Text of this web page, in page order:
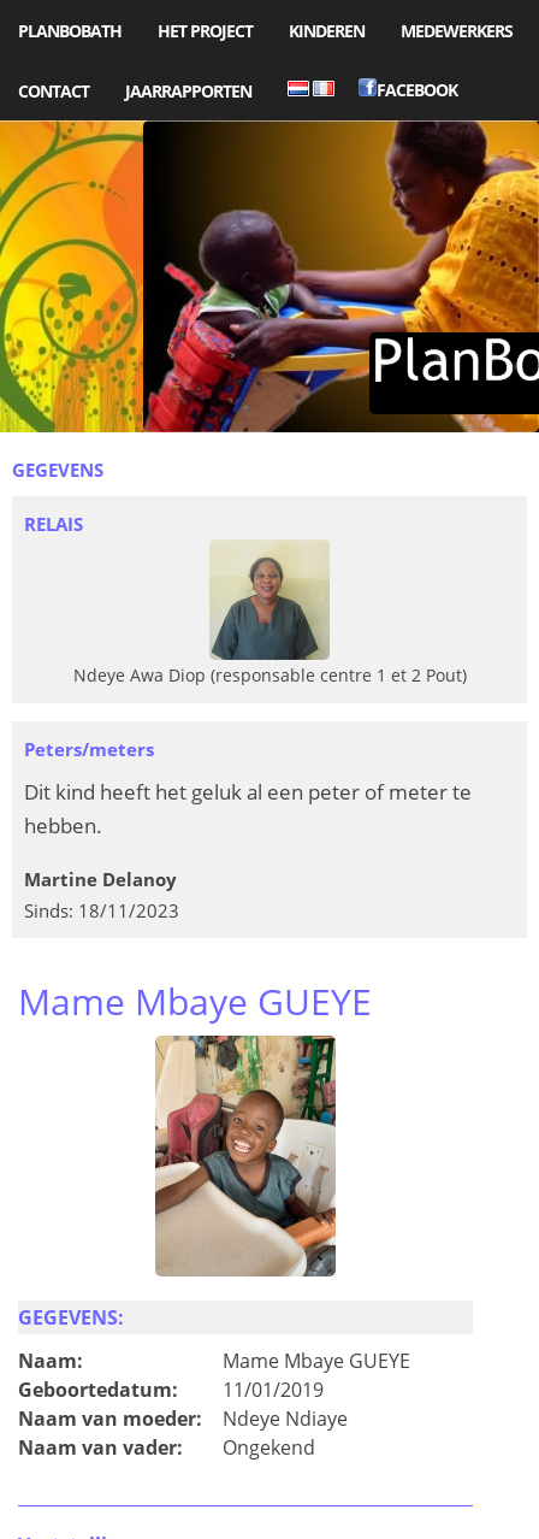
PLANBOBATH HET PROJECT KINDEREN MEDEWERKERS
CONTACT JAARRAPPORTEN FACEBOOK
GEGEVENS
RELAIS
Ndeye Awa Diop (responsable centre 1 et 2 Pout)
Peters/meters
Dit kind heeft het geluk al een peter of meter te
hebben.
Martine Delanoy
Sinds: 18/11/2023
Mame Mbaye GUEYE
GEGEVENS:
Naam:
Mame Mbaye GUEYE
Geboortedatum:
11/01/2019
Naam van moeder:
Ndeye Ndiaye
Naam van vader:
Ongekend